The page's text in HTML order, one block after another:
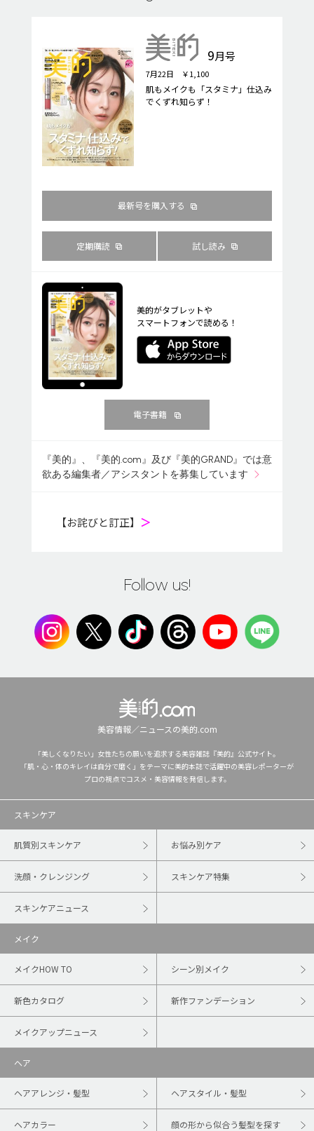
9月号
7月22日 ￥1,100
肌もメイクも「スタミナ」仕込み
でくずれ知らず！
最新号を購入する
定期購読 試し読み
美的がタブレットや
スマートフォンで読める！
電子書籍
『美的』、『美的.com』及び『美的GRAND』では意
欲ある編集者／アシスタントを募集しています
【お詫びと訂正】 ＞
Follow us!
美容情報／ニュースの美的.com
「美しくなりたい」女性たちの願いを追求する美容雑誌『美的』公式サイト。
「肌・心・体のキレイは自分で磨く」をテーマに美的本誌で活躍中の美容レポーターが
プロの視点でコスメ・美容情報を発信します。
スキンケア
肌質別スキンケア お悩み別ケア
洗顔・クレンジング スキンケア特集
スキンケアニュース
メイク
メイクHOW TO シーン別メイク
新色カタログ 新作ファンデーション
メイクアップニュース
ヘア
ヘアアレンジ・髪型 ヘアスタイル・髪型
ヘアカラー 顔の形から似合う髪型を探す